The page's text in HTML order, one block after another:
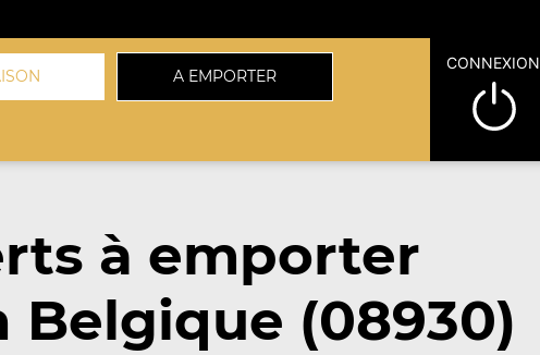
A EMPORTER
CONNEXION
à emporter
Belgique (08930)